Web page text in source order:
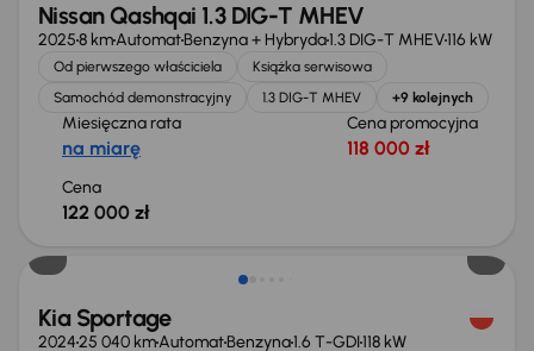
Nissan Qashqai 1.3 DIG-T MHEV
20258 kmAutomatBenzyna + Hybryda1.3 DIG-T MHEV116 kW
Od pierwszego właściciela
Książka serwisowa
Samochód demonstracyjny
1.3 DIG-T MHEV +9 kolejnych
Miesięczna rata
na miarę
Cena promocyjna
118 000 zł
Cena
122 000 zł
Kia Sportage
202425 040 kmAutomatBenzyna1.6 T-GDI118 kW